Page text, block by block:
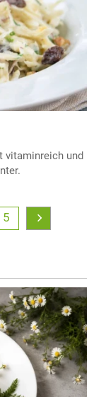
vitaminreich und
5